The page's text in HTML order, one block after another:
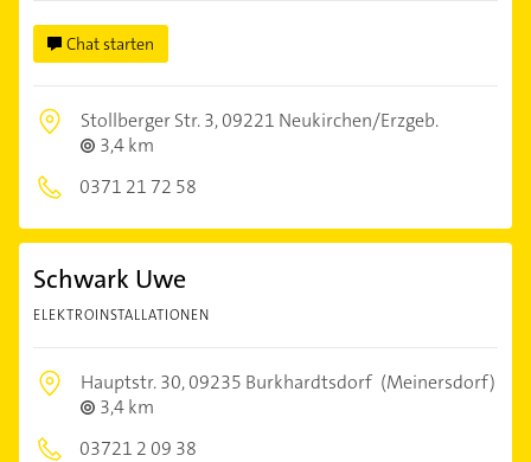
Chat starten
Stollberger Str. 3,09221 Neukirchen/Erzgeb.
3,4 km
0371 21 72 58
Schwark Uwe
ELEKTROINSTALLATIONEN
Hauptstr. 30,09235 Burkhardtsdorf (Meinersdorf)
3,4 km
03721 2 09 38